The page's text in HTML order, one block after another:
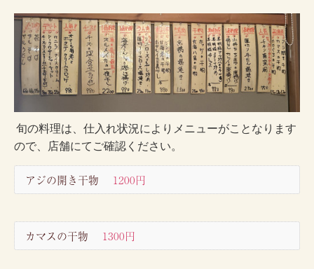
旬の料理は、仕入れ状況によりメニューがことなります
ので、店舗にてご確認ください。
アジの開き干物 1200円
カマスの干物 1300円